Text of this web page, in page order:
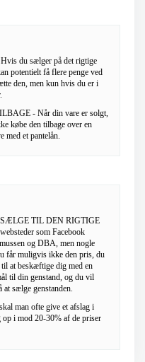
du sælger på det rigtige
potentielt få flere penge ved
den, men kun hvis du er i
- Når din vare er solgt,
købe den tilbage over en
med et pantelån.
TIL DEN RIGTIGE
som Facebook
og DBA, men nogle
får muligvis ikke den pris, du
at beskæftige dig med en
til din genstand, og du vil
at sælge genstanden.
man ofte give et afslag i
i mod 20-30% af de priser